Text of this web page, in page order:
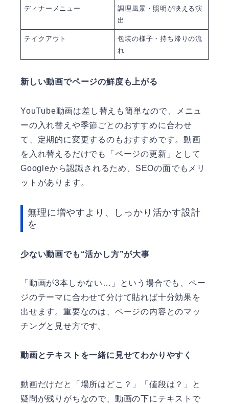
ディナーメニュー
調理風景・照明が映える演
出
テイクアウト
包装の様子・持ち帰りの流
れ
新しい動画でページの鮮度も上がる
YouTube動画は差し替えも簡単なので、メニュ
ーの入れ替えや季節ごとのおすすめに合わせ
て、定期的に変更するのもおすすめです。動画
を入れ替えるだけでも「ページの更新」として
Googleから認識されるため、SEOの面でもメリ
ットがあります。
無理に増やすより、しっかり活かす設計
を
少ない動画でも“活かし方”が大事
「動画が3本しかない…」という場合でも、ペー
ジのテーマに合わせて分けて貼れば十分効果を
出せます。重要なのは、ページの内容とのマッ
チングと見せ方です。
動画とテキストを一緒に見せてわかりやすく
動画だけだと「場所はどこ？」「値段は？」と
疑問が残りがちなので、動画の下にテキストで